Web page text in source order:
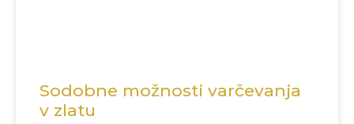
Sodobne možnosti varčevanja
v zlatu